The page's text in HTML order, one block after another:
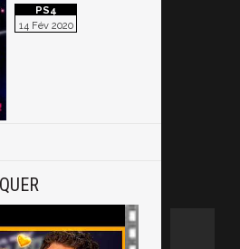
14 Fév 2020